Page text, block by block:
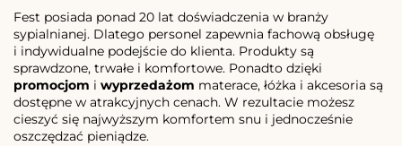
Fest posiada ponad 20 lat doświadczenia w branży
sypialnianej. Dlatego personel zapewnia fachową obsługę
i indywidualne podejście do klienta. Produkty są
sprawdzone, trwałe i komfortowe. Ponadto dzięki
promocjom i wyprzedażom materace, łóżka i akcesoria są
dostępne w atrakcyjnych cenach. W rezultacie możesz
cieszyć się najwyższym komfortem snu i jednocześnie
oszczędzać pieniądze.